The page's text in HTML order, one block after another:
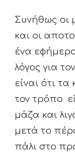
Συνήθως οι
και οι
ένα
λόγος για
είναι ότι τα
τον τρόπο
μάζα και
μετά το
πάλι στο